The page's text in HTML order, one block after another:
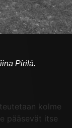
Pirilä.
kolme
pääsevät itse